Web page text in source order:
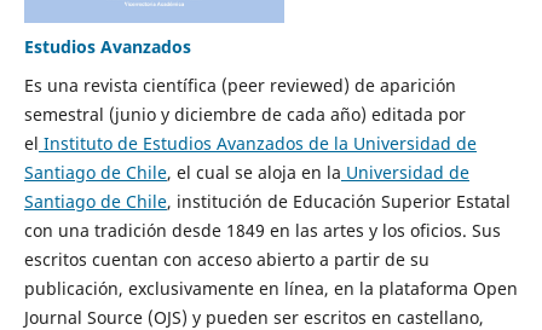
Estudios Avanzados
Es una revista científica (peer reviewed) de aparición
semestral (junio y diciembre de cada año) editada por
el Instituto de Estudios Avanzados de la Universidad de
Santiago de Chile, el cual se aloja en la Universidad de
Santiago de Chile, institución de Educación Superior Estatal
con una tradición desde 1849 en las artes y los oficios. Sus
escritos cuentan con acceso abierto a partir de su
publicación, exclusivamente en línea, en la plataforma Open
Journal Source (OJS) y pueden ser escritos en castellano,